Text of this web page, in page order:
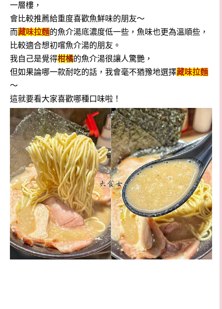
一層樓，
會比較推薦給重度喜歡魚鮮味的朋友～
而藏味拉麵的魚介湯底濃度低一些，魚味也更為溫順些，
比較適合想初嚐魚介湯的朋友。
我自己是覺得柑橘的魚介湯很讓人驚艷，
但如果論哪一款耐吃的話，我會毫不猶豫地選擇藏味拉麵
～
這就要看大家喜歡哪種口味啦！